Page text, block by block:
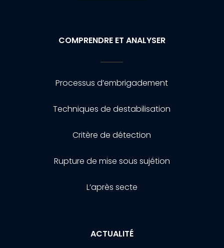
COMPRENDRE ET ANALYSER
Processus d’embrigadement
Techniques de destabilisation
Critère de détection
Rupture de mise sous sujétion
L’après secte
ACTUALITÉ